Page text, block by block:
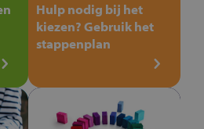
Hulp nodig bij het
kiezen? Gebruik het
stappenplan